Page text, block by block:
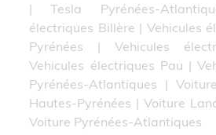
|Tesla Pyrénées-
électriques Billère | Vehicules
Pyrénées |Vehicules
Vehicules électriques Pau |
Pyrénées-Atlantiques |
Hautes-Pyrénées |Voiture
Voiture Pyrénées-Atlantiques